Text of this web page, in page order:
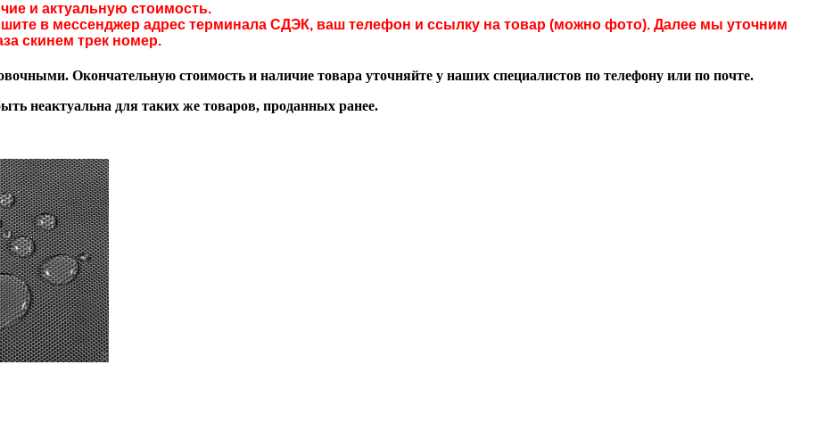
и актуальную стоимость.
в мессенджер адрес терминала СДЭК, ваш телефон и ссылку на товар (можно фото). Далее мы уточним
скинем трек номер.
Окончательную стоимость и наличие товара уточняйте у наших специалистов по телефону или по почте.
неактуальна для таких же товаров, проданных ранее.